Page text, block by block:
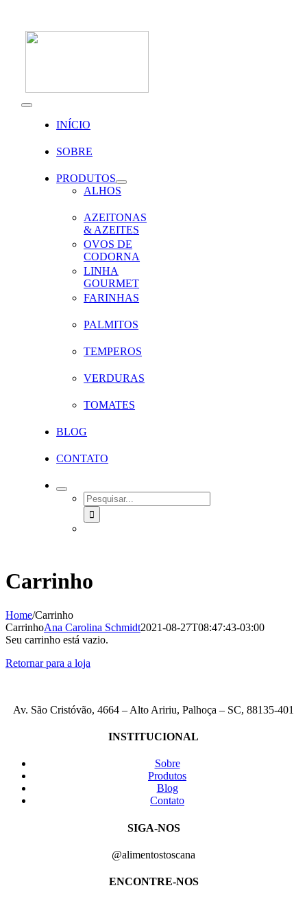
content
Toggle
NavigationINÍCIO
SOBRE
PRODUTOS
ALHOS
AZEITONAS
& AZEITES
OVOS DE
CODORNA
LINHA
GOURMET
FARINHAS
PALMITOS
TEMPEROS
VERDURAS
TOMATES
BLOG
CONTATO
SEARCH
FOR:
Carrinho
Home/Carrinho
CarrinhoAna Carolina Schmidt2021-08-27T08:47:43-03:00
Seu carrinho está vazio.
Retornar para a loja
Av. São Cristóvão, 4664 – Alto Aririu, Palhoça – SC, 88135-401
INSTITUCIONAL
Sobre
Produtos
Blog
Contato
SIGA-NOS
@alimentostoscana
ENCONTRE-NOS